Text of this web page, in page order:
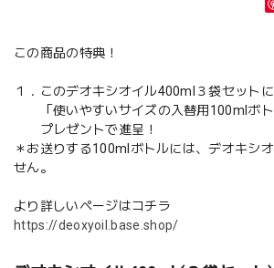
この商品の特典！
１．このデオキシオイル400ml３袋セットに
「使いやすいサイズの入替用100mlボト
プレゼントで進呈！
＊お送りする100mlボトルには、デオキシ
せん。
より詳しいページはコチラ
https://deoxyoil.base.shop/